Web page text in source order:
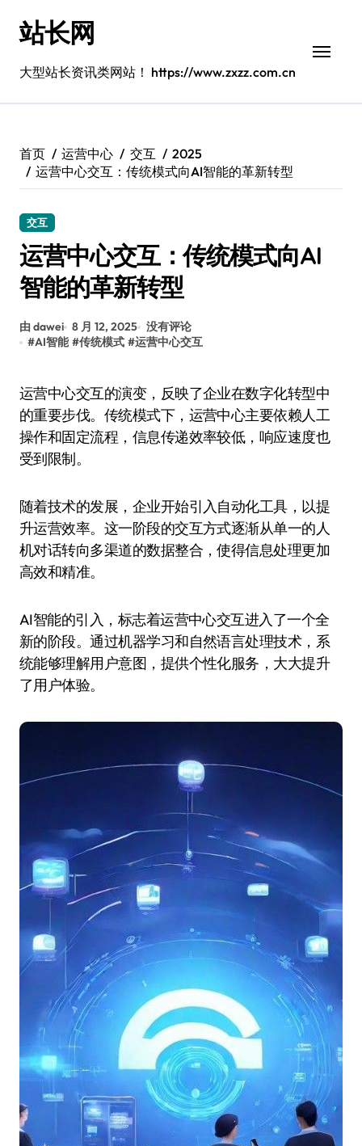
站长网
大型站长资讯类网站！ https://www.zxzz.com.cn
首页 运营中心 交互
2025
运营中心交互：传统模式向AI智能的革新转型
交互
运营中心交互：传统模式向AI
智能的革新转型
由 dawei 8 月 12, 2025 没有评论
#AI智能 #传统模式 #运营中心交互
运营中心交互的演变，反映了企业在数字化转型中
的重要步伐。传统模式下，运营中心主要依赖人工
操作和固定流程，信息传递效率较低，响应速度也
受到限制。
随着技术的发展，企业开始引入自动化工具，以提
升运营效率。这一阶段的交互方式逐渐从单一的人
机对话转向多渠道的数据整合，使得信息处理更加
高效和精准。
AI智能的引入，标志着运营中心交互进入了一个全
新的阶段。通过机器学习和自然语言处理技术，系
统能够理解用户意图，提供个性化服务，大大提升
了用户体验。